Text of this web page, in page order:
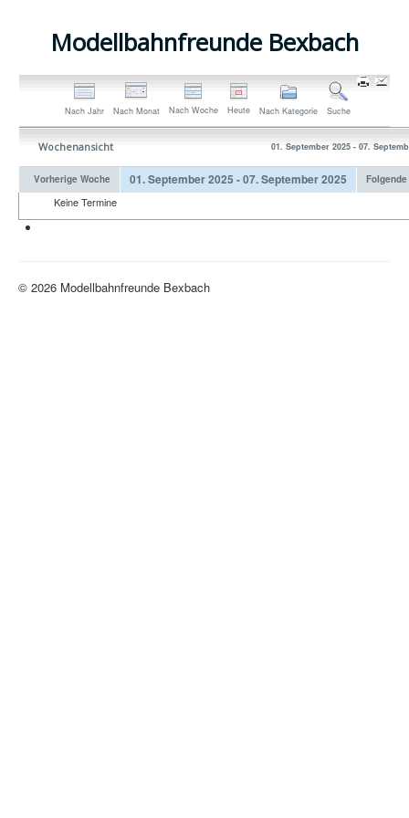
Modellbahnfreunde Bexbach
Nach Jahr Nach Monat Nach Woche Heute Nach Kategorie Suche
Wochenansicht 01. September 2025 - 07.
Vorherige Woche 01. September 2025 - 07. September 2025
Keine Termine
© 2026 Modellbahnfreunde Bexbach